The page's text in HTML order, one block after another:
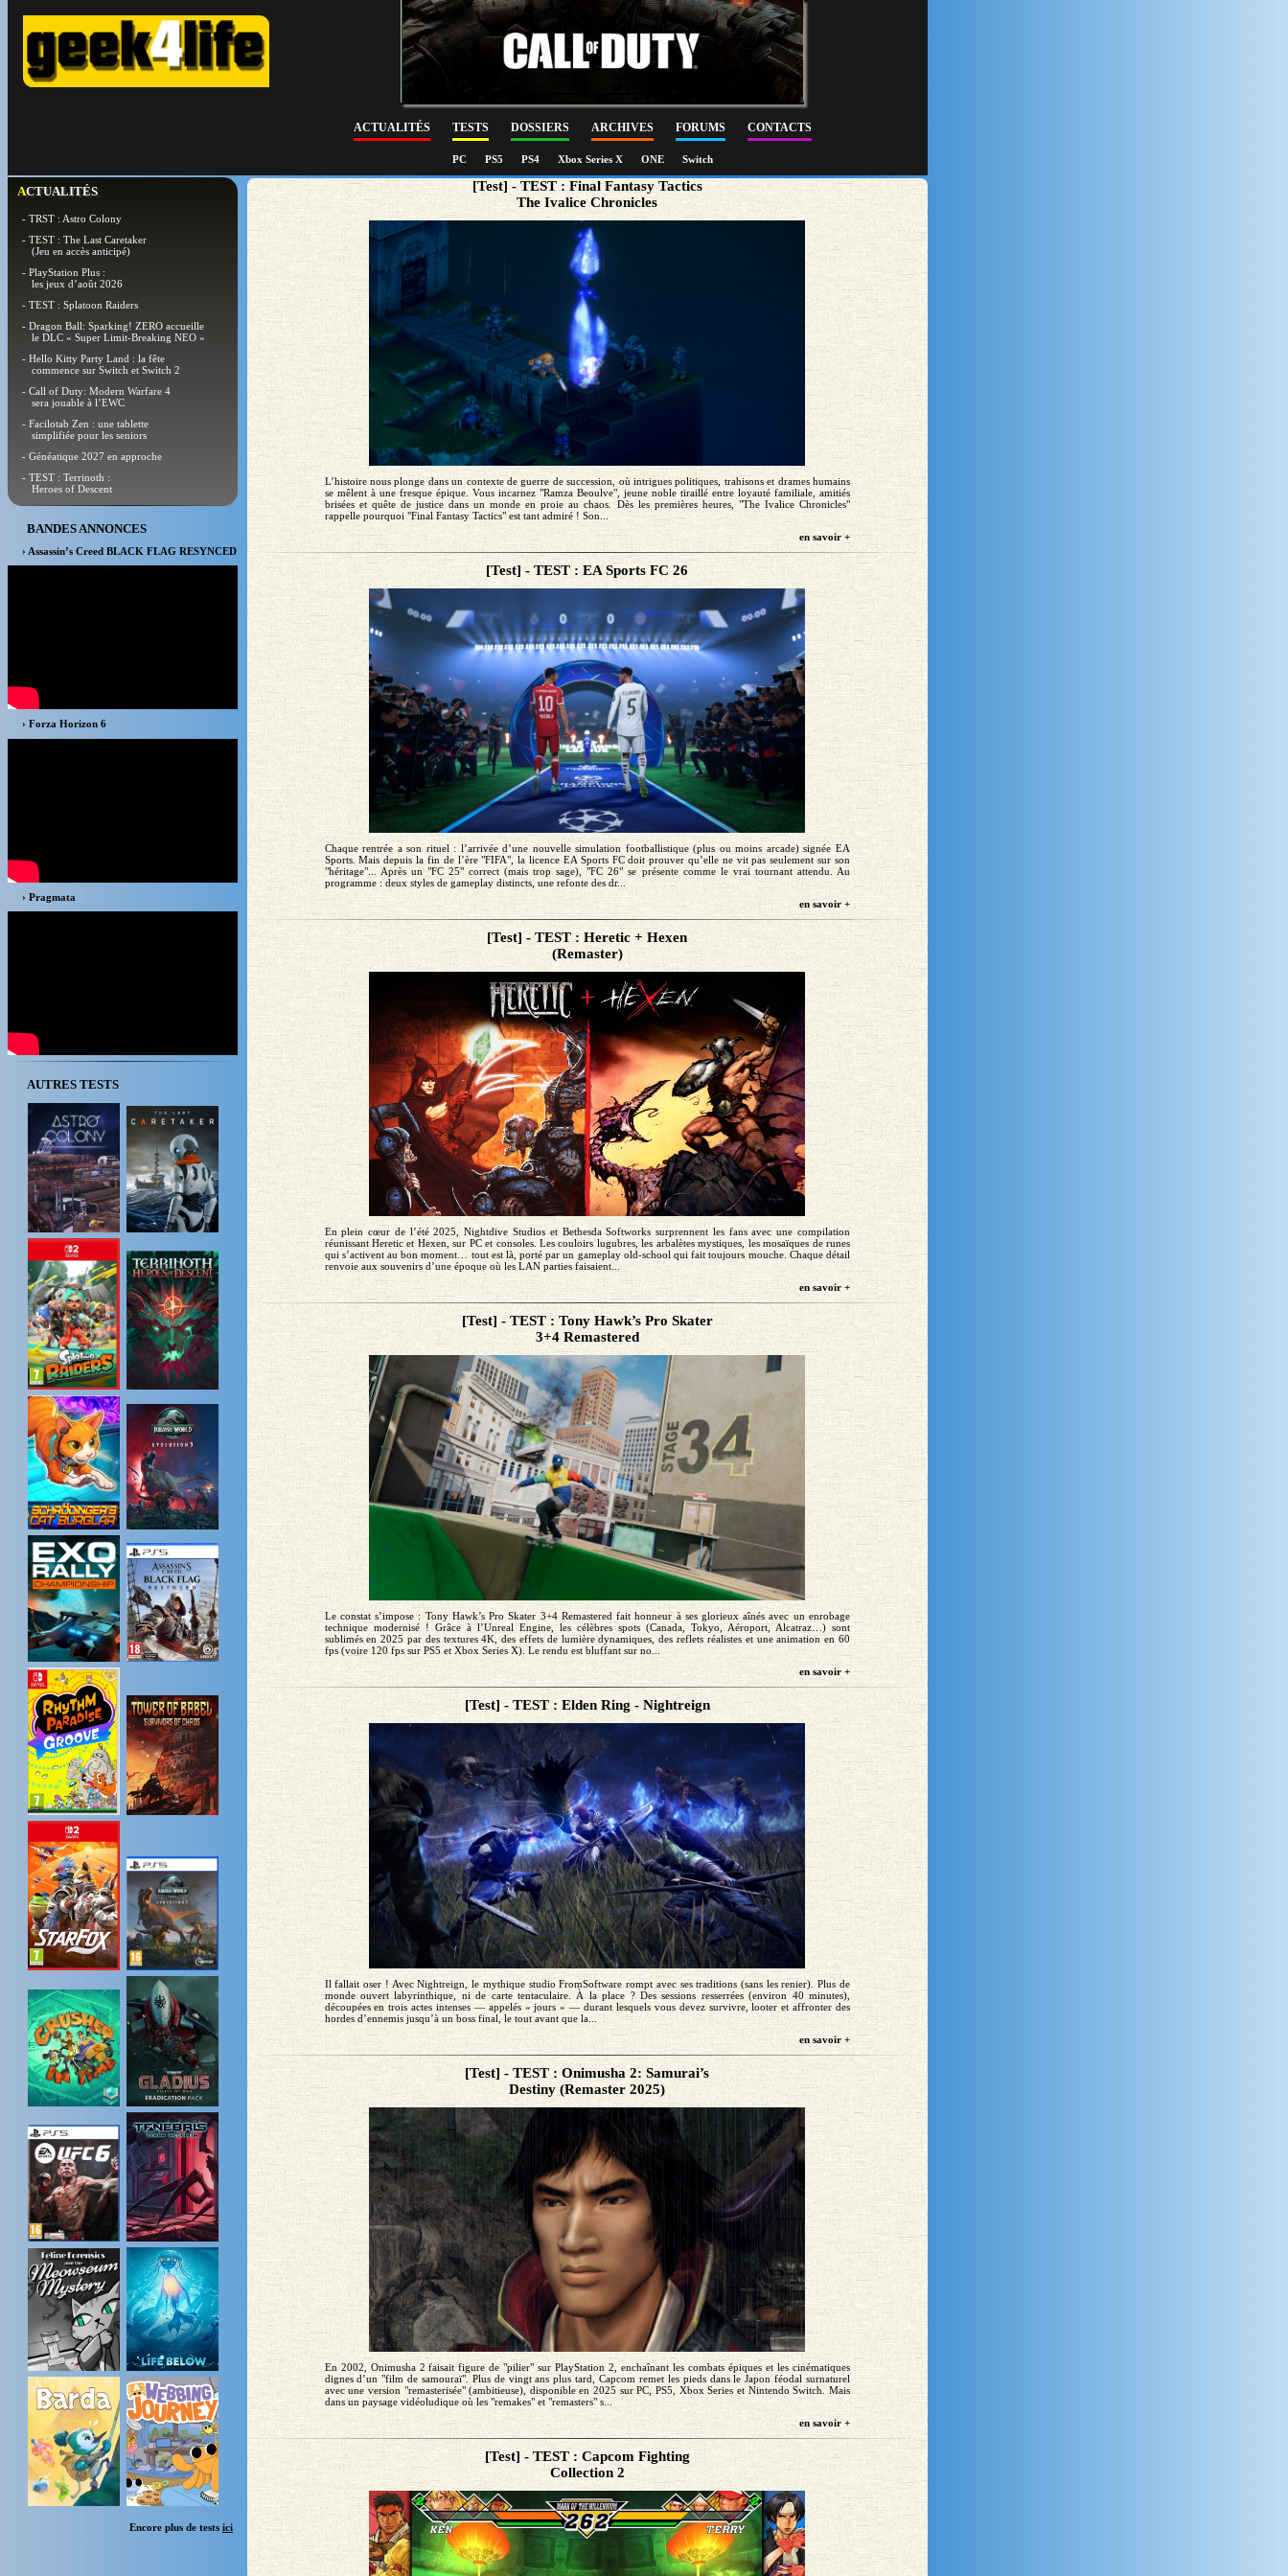
ACTUALITÉS TESTS DOSSIERS ARCHIVES FORUMS CONTACTS
PC PS5 PS4 Xbox Series X ONE Switch
ACTUALITÉS
- TRST : Astro Colony
- TEST : The Last Caretaker
(Jeu en accès anticipé)
- PlayStation Plus :
les jeux d’août 2026
- TEST : Splatoon Raiders
- Dragon Ball: Sparking! ZERO accueille
le DLC « Super Limit-Breaking NEO »
- Hello Kitty Party Land : la fête
commence sur Switch et Switch 2
- Call of Duty: Modern Warfare 4
sera jouable à l’EWC
- Facilotab Zen : une tablette
simplifiée pour les seniors
- Généatique 2027 en approche
- TEST : Terrinoth :
Heroes of Descent
BANDES ANNONCES
› Assassin’s Creed BLACK FLAG RESYNCED
› Forza Horizon 6
› Pragmata
AUTRES TESTS
Encore plus de tests ici
[Test] - TEST : Final Fantasy Tactics
The Ivalice Chronicles
L’histoire nous plonge dans un contexte de guerre de succession, où intrigues politiques, trahisons et drames humains
se mêlent à une fresque épique. Vous incarnez "Ramza Beoulve", jeune noble tiraillé entre loyauté familiale, amitiés
brisées et quête de justice dans un monde en proie au chaos. Dès les premières heures, "The Ivalice Chronicles"
rappelle pourquoi "Final Fantasy Tactics" est tant admiré ! Son...
en savoir +
[Test] - TEST : EA Sports FC 26
Chaque rentrée a son rituel : l’arrivée d’une nouvelle simulation footballistique (plus ou moins arcade) signée EA
Sports. Mais depuis la fin de l’ère "FIFA", la licence EA Sports FC doit prouver qu’elle ne vit pas seulement sur son
"héritage"... Après un "FC 25" correct (mais trop sage), "FC 26" se présente comme le vrai tournant attendu. Au
programme : deux styles de gameplay distincts, une refonte des dr...
en savoir +
[Test] - TEST : Heretic + Hexen
(Remaster)
En plein cœur de l’été 2025, Nightdive Studios et Bethesda Softworks surprennent les fans avec une compilation
réunissant Heretic et Hexen, sur PC et consoles. Les couloirs lugubres, les arbalètes mystiques, les mosaïques de runes
qui s’activent au bon moment… tout est là, porté par un gameplay old-school qui fait toujours mouche. Chaque détail
renvoie aux souvenirs d’une époque où les LAN parties faisaient...
en savoir +
[Test] - TEST : Tony Hawk’s Pro Skater
3+4 Remastered
Le constat s’impose : Tony Hawk’s Pro Skater 3+4 Remastered fait honneur à ses glorieux aînés avec un enrobage
technique modernisé ! Grâce à l’Unreal Engine, les célèbres spots (Canada, Tokyo, Aéroport, Alcatraz…) sont
sublimés en 2025 par des textures 4K, des effets de lumière dynamiques, des reflets réalistes et une animation en 60
fps (voire 120 fps sur PS5 et Xbox Series X). Le rendu est bluffant sur no...
en savoir +
[Test] - TEST : Elden Ring - Nightreign
Il fallait oser ! Avec Nightreign, le mythique studio FromSoftware rompt avec ses traditions (sans les renier). Plus de
monde ouvert labyrinthique, ni de carte tentaculaire. À la place ? Des sessions resserrées (environ 40 minutes),
découpées en trois actes intenses — appelés « jours » — durant lesquels vous devez survivre, looter et affronter des
hordes d’ennemis jusqu’à un boss final, le tout avant que la...
en savoir +
[Test] - TEST : Onimusha 2: Samurai’s
Destiny (Remaster 2025)
En 2002, Onimusha 2 faisait figure de "pilier" sur PlayStation 2, enchaînant les combats épiques et les cinématiques
dignes d’un "film de samouraï". Plus de vingt ans plus tard, Capcom remet les pieds dans le Japon féodal surnaturel
avec une version "remasterisée" (ambitieuse), disponible en 2025 sur PC, PS5, Xbox Series et Nintendo Switch. Mais
dans un paysage vidéoludique où les "remakes" et "remasters" s...
en savoir +
[Test] - TEST : Capcom Fighting
Collection 2